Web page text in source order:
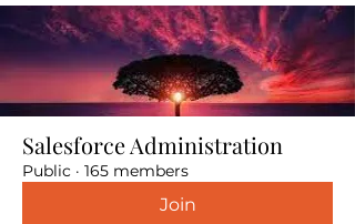
Salesforce Administration
Public · 165 members
Join